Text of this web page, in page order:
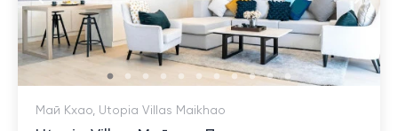
Май Кхао, Utopia Villas Maikhao